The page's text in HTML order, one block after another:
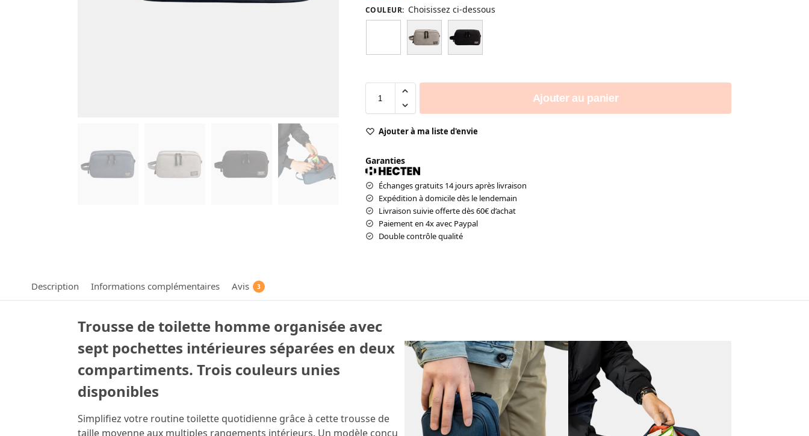
COULEUR: Choisissez ci-dessous
Ajouter au panier
Ajouter à ma liste d'envie
Garanties
Échanges gratuits 14 jours après livraison
Expédition à domicile dès le lendemain
Livraison suivie offerte dès 60€ d’achat
Paiement en 4x avec Paypal
Double contrôle qualité
Description Informations complémentaires Avis 3
Trousse de toilette homme organisée avec
sept pochettes intérieures séparées en deux
compartiments. Trois couleurs unies
disponibles
Simplifiez votre routine toilette quotidienne grâce à cette trousse de
taille moyenne aux multiples rangements intérieurs. Un modèle conçu